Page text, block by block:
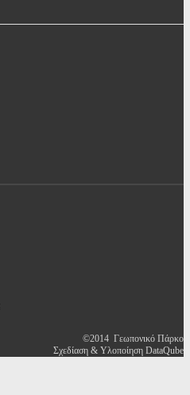
©2014 Γεωπονικό Πάρκο
Σχεδίαση & Υλοποίηση DataQube